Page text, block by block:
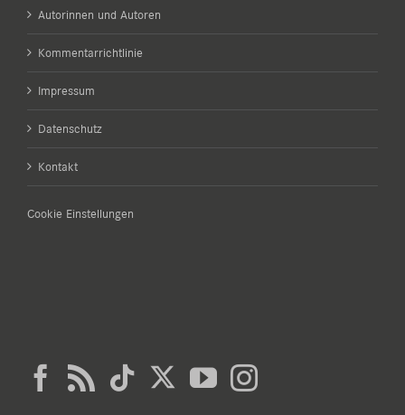
Autorinnen und Autoren
Kommentarrichtlinie
Impressum
Datenschutz
Kontakt
Cookie Einstellungen